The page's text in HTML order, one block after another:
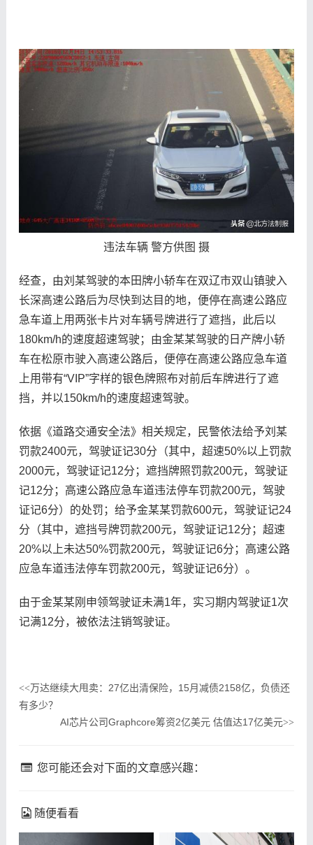
违法车辆 警方供图 摄
经查，由刘某驾驶的本田牌小轿车在双辽市双山镇驶入
长深高速公路后为尽快到达目的地，便停在高速公路应
急车道上用两张卡片对车辆号牌进行了遮挡，此后以
180km/h的速度超速驾驶；由金某某驾驶的日产牌小轿
车在松原市驶入高速公路后，便停在高速公路应急车道
上用带有“VIP”字样的银色牌照布对前后车牌进行了遮
挡，并以150km/h的速度超速驾驶。
依据《道路交通安全法》相关规定，民警依法给予刘某
罚款2400元，驾驶证记30分（其中，超速50%以上罚款
2000元，驾驶证记12分；遮挡牌照罚款200元，驾驶证
记12分；高速公路应急车道违法停车罚款200元，驾驶
证记6分）的处罚；给予金某某罚款600元，驾驶证记24
分（其中，遮挡号牌罚款200元，驾驶证记12分；超速
20%以上未达50%罚款200元，驾驶证记6分；高速公路
应急车道违法停车罚款200元，驾驶证记6分）。
由于金某某刚申领驾驶证未满1年，实习期内驾驶证1次
记满12分，被依法注销驾驶证。
<<万达继续大甩卖：27亿出清保险，15月减债2158亿，负债还
有多少？
AI芯片公司Graphcore筹资2亿美元 估值达17亿美元>>
您可能还会对下面的文章感兴趣：
随便看看